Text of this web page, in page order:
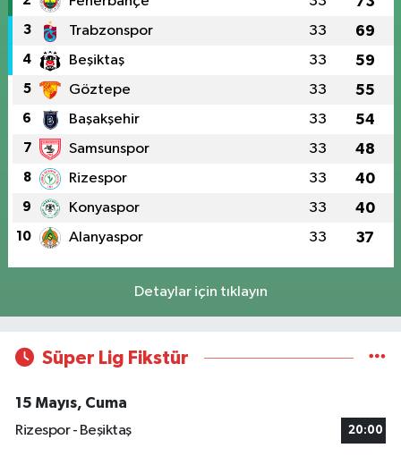
3 Trabzonspor 33 69
4 Beşiktaş 33 59
5 Göztepe 33 55
6 Başakşehir 33 54
7 Samsunspor 33 48
8 Rizespor 33 40
9 Konyaspor 33 40
10 Alanyaspor 33 37
Detaylar için tıklayın
Süper Lig Fikstür
15 Mayıs, Cuma
Rizespor - Beşiktaş
20:00